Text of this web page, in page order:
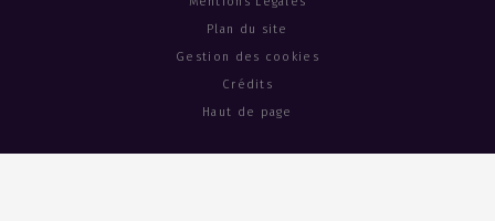
Plan du site
Gestion des cookies
Crédits
Haut de page